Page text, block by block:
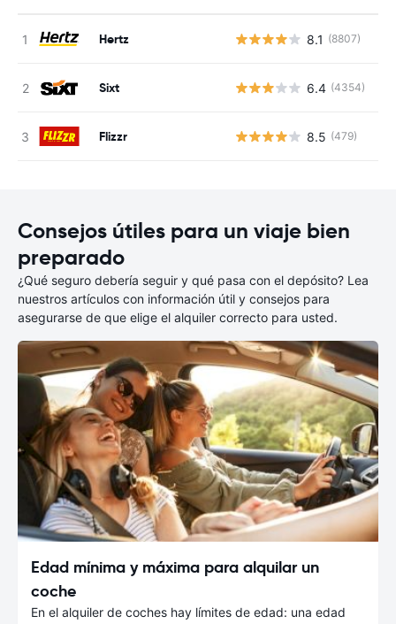
Hertz 8.1 (8807)
Sixt 6.4 (4354)
Flizzr 8.5 (479)
Consejos útiles para un viaje bien
preparado
¿Qué seguro debería seguir y qué pasa con el depósito? Lea
nuestros artículos con información útil y consejos para
asegurarse de que elige el alquiler correcto para usted.
Edad mínima y máxima para alquilar un
coche
En el alquiler de coches hay límites de edad: una edad